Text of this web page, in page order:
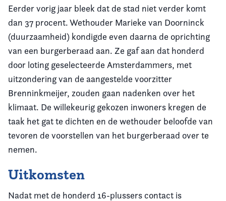
Eerder vorig jaar bleek dat de stad niet verder komt
dan 37 procent.Wethouder Marieke van Doorninck
(duurzaamheid) kondigde even daarna de oprichting
van een burgerberaad aan. Ze gaf aan dat honderd
door loting geselecteerde Amsterdammers, met
uitzondering van de aangestelde voorzitter
Brenninkmeijer, zouden gaan nadenken over het
klimaat. De willekeurig gekozen inwoners kregen de
taak het gat te dichten en de wethouder beloofde van
tevoren de voorstellen van het burgerberaad over te
nemen.
Uitkomsten
Nadat met de honderd 16-plussers contact is